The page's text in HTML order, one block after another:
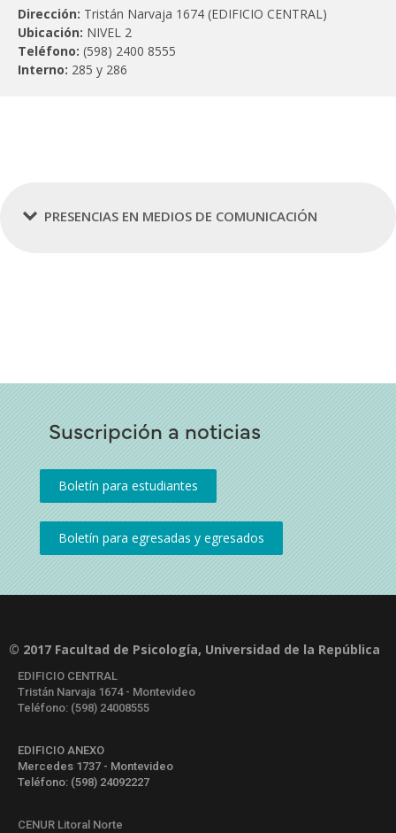
Dirección: Tristán Narvaja 1674 (EDIFICIO CENTRAL)
Ubicación: NIVEL 2
Teléfono: (598) 2400 8555
Interno: 285 y 286
PRESENCIAS EN MEDIOS DE COMUNICACIÓN
Suscripción a noticias
© 2017 Facultad de Psicología, Universidad de la República
EDIFICIO CENTRAL
Tristán Narvaja 1674 - Montevideo
Teléfono: (598) 24008555
EDIFICIO ANEXO
Mercedes 1737 - Montevideo
Teléfono: (598) 24092227
CENUR Litoral Norte